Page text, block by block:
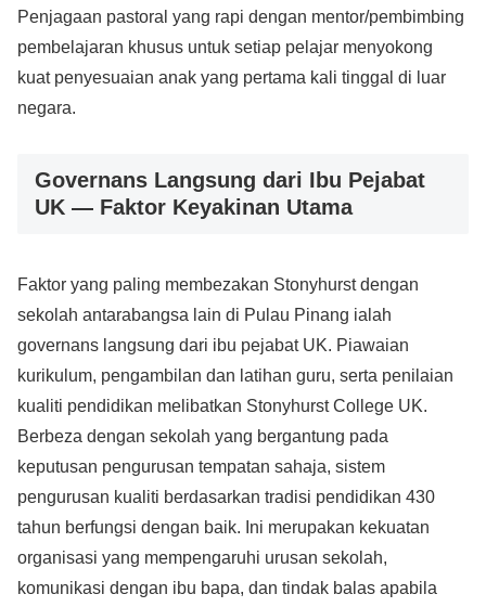
Penjagaan pastoral yang rapi dengan mentor/pembimbing
pembelajaran khusus untuk setiap pelajar menyokong
kuat penyesuaian anak yang pertama kali tinggal di luar
negara.
Governans Langsung dari Ibu Pejabat
UK — Faktor Keyakinan Utama
Faktor yang paling membezakan Stonyhurst dengan
sekolah antarabangsa lain di Pulau Pinang ialah
governans langsung dari ibu pejabat UK. Piawaian
kurikulum, pengambilan dan latihan guru, serta penilaian
kualiti pendidikan melibatkan Stonyhurst College UK.
Berbeza dengan sekolah yang bergantung pada
keputusan pengurusan tempatan sahaja, sistem
pengurusan kualiti berdasarkan tradisi pendidikan 430
tahun berfungsi dengan baik. Ini merupakan kekuatan
organisasi yang mempengaruhi urusan sekolah,
komunikasi dengan ibu bapa, dan tindak balas apabila